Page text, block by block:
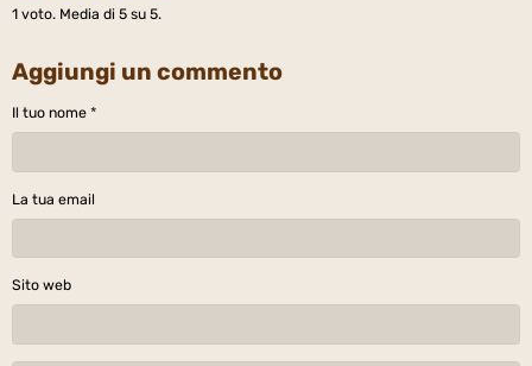
1 voto. Media di 5 su 5.
Aggiungi un commento
Il tuo nome
La tua email
Sito web